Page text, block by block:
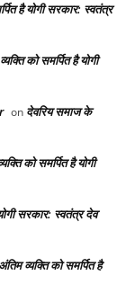
है योगी सरकार: स्वतंत्र
को समर्पित है योगी
on देवरिय समाज के
को समर्पित है योगी
सरकार: स्वतंत्र देव
व्यक्ति को समर्पित है